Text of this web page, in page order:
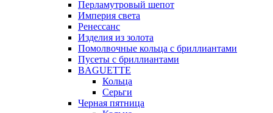
Перламутровый шепот
Империя света
Ренессанс
Изделия из золота
Помолвочные кольца с бриллиантами
Пусеты с бриллиантами
BAGUETTE
Кольца
Серьги
Черная пятница